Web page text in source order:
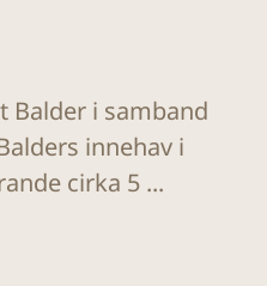
Balder i samband
innehav i
cirka 5 ...